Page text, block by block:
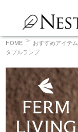
ン
ツ
へ
キ
プ
HOME おすすめアイテム
タブルランプ